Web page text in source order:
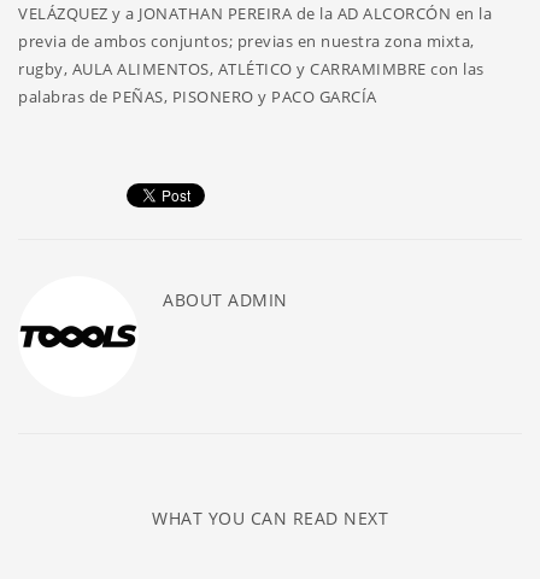
VELÁZQUEZ y a JONATHAN PEREIRA de la AD ALCORCÓN en la
previa de ambos conjuntos; previas en nuestra zona mixta,
rugby, AULA ALIMENTOS, ATLÉTICO y CARRAMIMBRE con las
palabras de PEÑAS, PISONERO y PACO GARCÍA
ABOUT ADMIN
WHAT YOU CAN READ NEXT